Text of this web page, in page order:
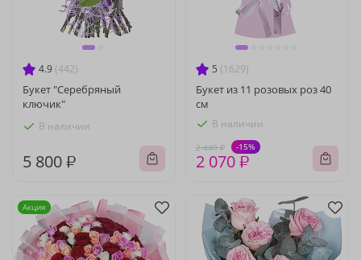
4.9 (442)
Букет "Серебряный
ключик"
В наличии
5 800 ₽
5 (1629)
Букет из 11 розовых роз 40
см
В наличии
2 440 ₽ -15%
2 070 ₽
Акция